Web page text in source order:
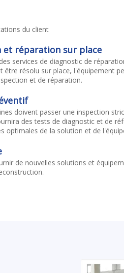
du client
et réparation sur place
services de diagnostic de
être résolu sur place, l'équipement
et de réparation.
doivent passer une inspection
des tests de diagnostic et de
optimales de la solution et de
de nouvelles solutions et